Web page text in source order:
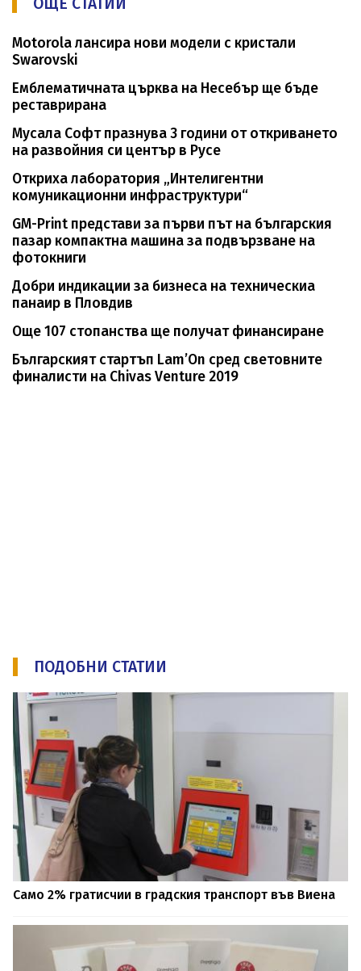
Motorola лансира нови модели с кристали
Swarovski
Емблематичната църква на Несебър ще бъде
реставрирана
Мусала Софт празнува 3 години от откриването
на развойния си център в Русе
Откриха лаборатория „Интелигентни
комуникационни инфраструктури“
GM-Print представи за първи път на българския
пазар компактна машина за подвързване на
фотокниги
Добри индикации за бизнеса на техническиа
панаир в Пловдив
Още 107 стопанства ще получат финансиране
Българският стартъп Lam’On сред световните
финалисти на Chivas Venture 2019
ПОДОБНИ СТАТИИ
Само 2% гратисчии в градския транспорт във Виена